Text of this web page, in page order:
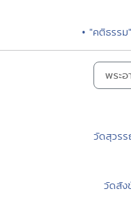
• "คติธรร
พระอ
วัดสุวร
วัดสัง